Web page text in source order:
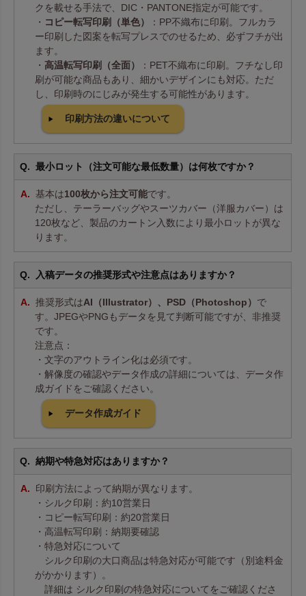
クを載せる手法で、DIC・PANTONE指定が可能です。
・ コピー転写印刷（単色）
：PP不織布に印刷。フルカラ
ー印刷した図案を転写プレスでのせるため、必ずフチが出
ます。
・ 高温転写印刷（全面）
：PET不織布に印刷。フチなし印
刷が可能な商品もあり、細かいデザインにも対応。ただ
し、印刷時のにじみが発生する可能性があります。
印刷方法の違いについて
最小ロット（注文可能な最低数量）は何枚ですか？
基本は100枚から注文可能です。
ただし、テーラーバッグやスーツカバー（洋服カバー）は
120枚など、製品のカートン入数により最小ロットが異な
ります。
入稿データの推奨形式や注意点はありますか？
推奨形式はAI（Illustrator）、PSD（Photoshop） で
す。JPEGやPNGもデータを見て判断可能ですが、非推奨
です。
注意点：
・文字のアウトライン化は必須です。
・解像度の確認やデータ作成の詳細については、データ作
成ガイドをご確認ください。
データ作成ガイド
納期や特急対応はありますか？
印刷方法によって納期が異なります。
・シルク印刷：約10営業日
・コピー転写印刷：約20営業日
・高温転写印刷：納期要確認
・特急対応について
シルク印刷の大口商品は特急対応が可能です（別途料金
がかかります）。
詳細は シルク印刷の特急対応についてをご確認くださ